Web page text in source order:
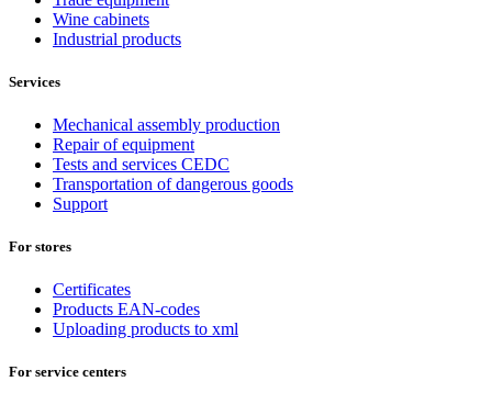
Wine cabinets
Industrial products
Services
Mechanical assembly production
Repair of equipment
Tests and services CEDC
Transportation of dangerous goods
Support
For stores
Certificates
Products EAN-codes
Uploading products to xml
For service centers